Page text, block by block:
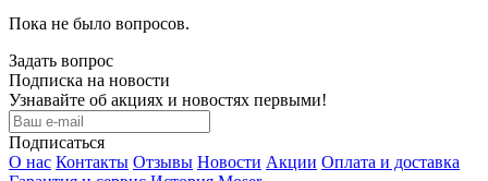
Пока не было вопросов.
Задать вопрос
Подписка на новости
Узнавайте об акциях и новостях первыми!
Подписаться
О нас Контакты Отзывы Новости Акции Оплата и доставка